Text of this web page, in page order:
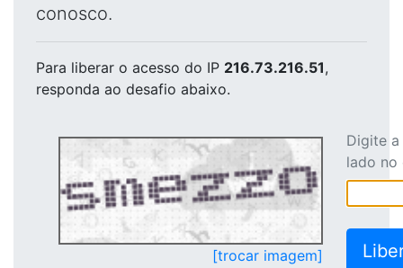
conosco.
Para liberar o acesso do IP 216.73.216.51,
responda ao desafio abaixo.
[trocar imagem]
Digite
lado no